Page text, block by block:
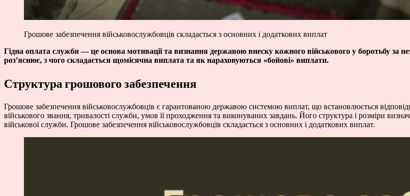
Грошове забезпечення військовослужбовців складається з основних і додаткових виплат
Гідна оплата служби — це основа мотивації та визнання державою внеску кожного військового у боротьбу за
роз’яснює, з чого складається щомісячна виплата та як нараховуються «бойові» виплати.
Структура грошового забезпечення
Грошове забезпечення військовослужбовців є гарантованою державою системою виплат, що встановлюється
військового звання, тривалості служби, умов її проходження та виконуваних завдань. Його структура і розміри
військової служби. Грошове забезпечення військовослужбовців складається з основних і додаткових виплат.